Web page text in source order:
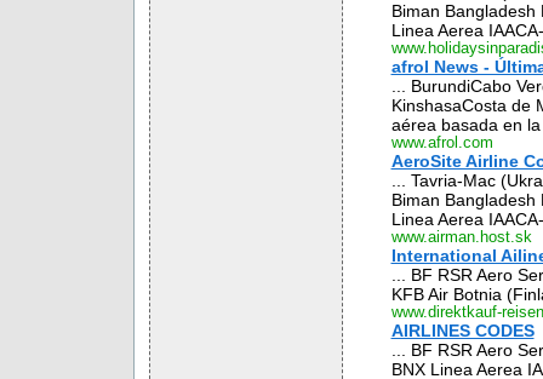
Biman Bangladesh
Linea Aerea
afrol News -
... BurundiCabo
KinshasaCosta de
aérea basada en
www.afrol.com
AeroSite Airline
... Tavria-Mac
Biman Bangladesh
Linea Aerea
www.airman.host.sk
International
... BF RSR Aero
KFB Air Botnia
www.direktkauf-
AIRLINES CODES
... BF RSR Aero
BNX Linea Aerea